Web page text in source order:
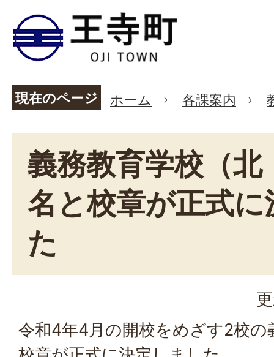
現在のページ ホーム 各課案内
義務教育学校（北
名と校章が正式
た
令和4年4月の開校をめざす2校の